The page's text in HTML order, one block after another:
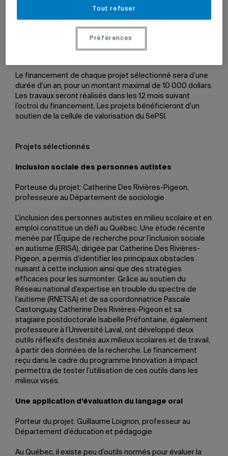
innovations pouvaient prendre plusieurs formes. Elles
validées dans un milieu preneur et avoir un potentiel
d’impact sur la société, qu’il soit économique, social,
Le financement de chaque projet sélectionné sera d’une
durée d’un an, pour un montant maximal de 10 000 dollars.
Les travaux seront réalisés dans les 12 mois suivant
l’octroi du financement. Les projets bénéficieront d’un
soutien de la cellule de valorisation du SePSI.
Projets sélectionnés
Inclusion sociale des personnes autistes
Porteuse du projet: Catherine Des Rivières-Pigeon,
professeure au Département de sociologie
L’inclusion des personnes autistes en milieu scolaire et en
emploi constitue un défi au Québec. Une étude récente
menée par l’Équipe de recherche pour l’inclusion sociale
en autisme (ERISA), dirigée par Catherine Des Rivières-
Pigeon, a permis d’identifier les principaux obstacles
nuisant à cette inclusion ainsi que des stratégies
efficaces pour les surmonter. Grâce au soutien du
Réseau national d’expertise en trouble du spectre de
l’autisme (RNETSA) et de sa coordonnatrice Pascale
Castonguay, Catherine Des Rivières-Pigeon et sa
stagiaire postdoctorale Isabelle Préfontaine, également
professeure à l’Université Laval, ont développé deux
outils réflexifs destinés aux milieux scolaires et de travail,
à partir des données de la recherche. Le financement
reçu dans le cadre du programme Innovation à impact
permettra de tester l’utilisation de ces outils dans les
milieux visés.
Une application d’évaluation du langage oral
Porteur du projet: Guillaume Loignon, professeur au
Département d’éducation et pédagogie
Au Québec, il existe peu d’outils normés pour évaluer la
Tout refuser
Préférences